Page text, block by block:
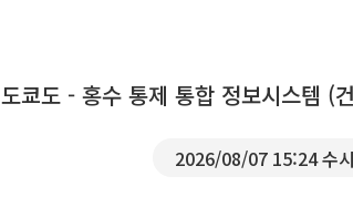
도쿄도 - 홍수 통제 통합 정보시스템 (
2026/08/07 15:24 수시